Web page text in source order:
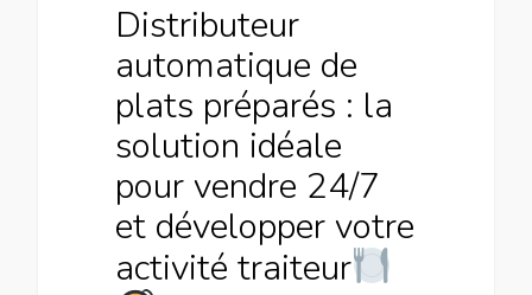
Distributeur
automatique de
plats préparés : la
solution idéale
pour vendre 24/7
et développer votre
activité traiteur